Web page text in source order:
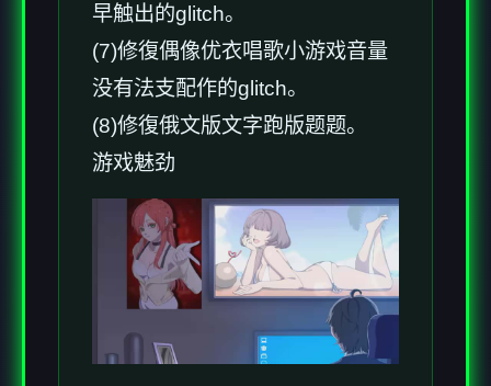
早触出的glitch。
(7)修復偶像优衣唱歌小游戏音量
没有法支配作的glitch。
(8)修復俄文版文字跑版题题。
游戏魅劲